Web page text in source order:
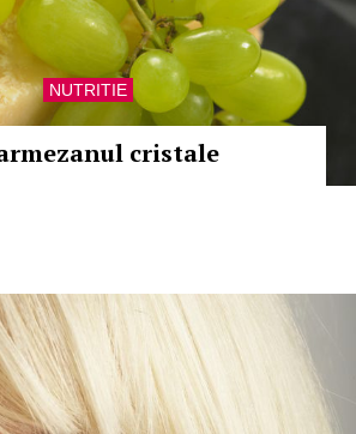
NUTRITIE
cristale